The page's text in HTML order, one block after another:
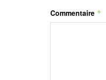
Commentaire *